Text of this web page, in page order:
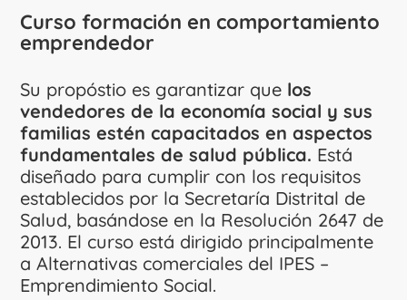
Curso formación en comportamiento
emprendedor
Su propóstio es garantizar que los
vendedores de la economía social y sus
familias estén capacitados en aspectos
fundamentales de salud pública. Está
diseñado para cumplir con los requisitos
establecidos por la Secretaría Distrital de
Salud, basándose en la Resolución 2647 de
2013. El curso está dirigido principalmente
a Alternativas comerciales del IPES –
Emprendimiento Social.